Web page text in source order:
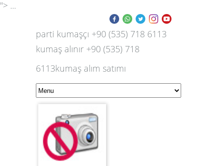
"> ...
parti kumaşçı +90 (535) 718 6113
kumaş alınır +90 (535) 718
6113kumaş alım satımı